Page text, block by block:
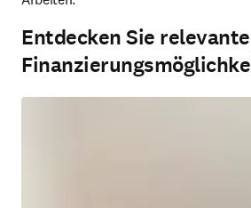
Entdecken Sie relevante